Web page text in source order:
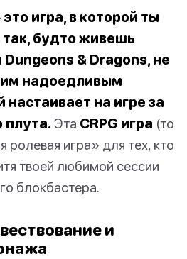
игра, в которой ты
так, будто живешь
& Dragons, не
надоедливым
настаивает на игре за
плута. Эта CRPG игра (то
ролевая игра» для тех, кто
твоей любимой сессии
блокбастера.
и